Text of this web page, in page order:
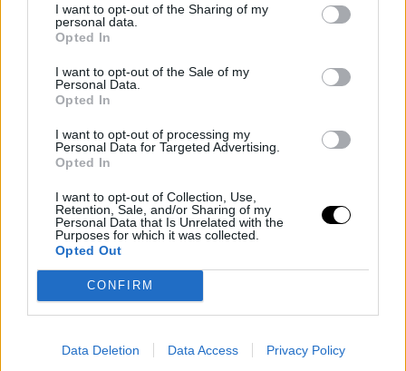
I want to opt-out of the Sharing of my
personal data.
Opted In
I want to opt-out of the Sale of my
Personal Data.
Opted In
I want to opt-out of processing my
Personal Data for Targeted Advertising.
Opted In
I want to opt-out of Collection, Use,
Retention, Sale, and/or Sharing of my
Personal Data that Is Unrelated with the
Purposes for which it was collected.
Opted Out
CONFIRM
Data Deletion Data Access Privacy Policy
Remontada canaria
canario. En el último minuto, Jaime Fernández y
de máxima tensión que se decidió en los detalles. El
sentenciar la eliminatoria en Canarias, mientras el Real
Madrid queda obligado a reaccionar para evitar el KO en
el segundo encuentro.